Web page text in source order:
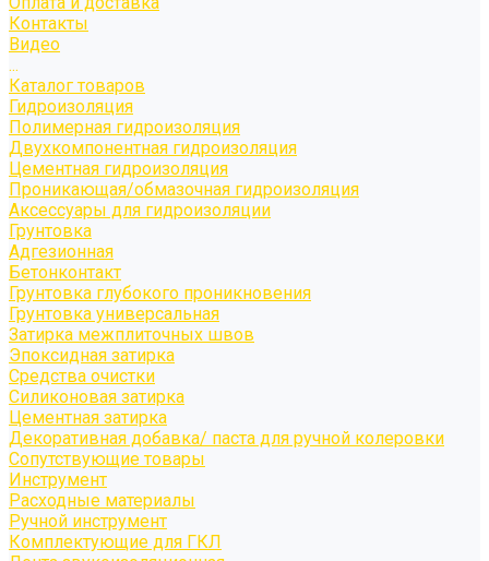
Контакты
Видео
...
Каталог товаров
Гидроизоляция
Полимерная гидроизоляция
Двухкомпонентная гидроизоляция
Цементная гидроизоляция
Проникающая/обмазочная гидроизоляция
Аксессуары для гидроизоляции
Грунтовка
Адгезионная
Бетонконтакт
Грунтовка глубокого проникновения
Грунтовка универсальная
Затирка межплиточных швов
Эпоксидная затирка
Средства очистки
Силиконовая затирка
Цементная затирка
Декоративная добавка/ паста для ручной колеровки
Сопутствующие товары
Инструмент
Расходные материалы
Ручной инструмент
Комплектующие для ГКЛ